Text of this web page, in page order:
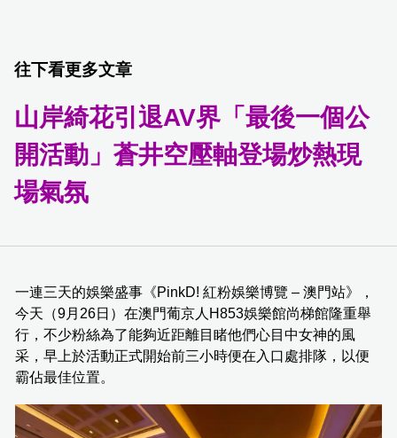
往下看更多文章
山岸綺花引退AV界「最後一個公
開活動」蒼井空壓軸登場炒熱現
場氣氛
一連三天的娛樂盛事《PinkD! 紅粉娛樂博覽 – 澳門站》，
今天（9月26日）在澳門葡京人H853娛樂館尚梯館隆重舉
行，不少粉絲為了能夠近距離目睹他們心目中女神的風
采，早上於活動正式開始前三小時便在入口處排隊，以便
霸佔最佳位置。